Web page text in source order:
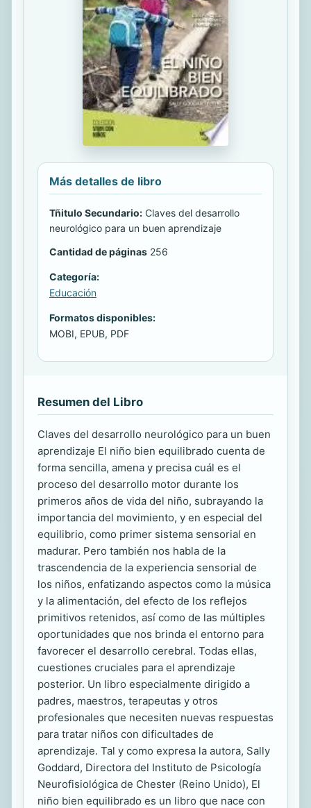
Más detalles de libro
Tñitulo Secundario: Claves del desarrollo
neurológico para un buen aprendizaje
Cantidad de páginas 256
Categoría:
Educación
Formatos disponibles:
MOBI, EPUB, PDF
Resumen del Libro
Claves del desarrollo neurológico para un buen
aprendizaje El niño bien equilibrado cuenta de
forma sencilla, amena y precisa cuál es el
proceso del desarrollo motor durante los
primeros años de vida del niño, subrayando la
importancia del movimiento, y en especial del
equilibrio, como primer sistema sensorial en
madurar. Pero también nos habla de la
trascendencia de la experiencia sensorial de
los niños, enfatizando aspectos como la música
y la alimentación, del efecto de los reflejos
primitivos retenidos, así como de las múltiples
oportunidades que nos brinda el entorno para
favorecer el desarrollo cerebral. Todas ellas,
cuestiones cruciales para el aprendizaje
posterior. Un libro especialmente dirigido a
padres, maestros, terapeutas y otros
profesionales que necesiten nuevas respuestas
para tratar niños con dificultades de
aprendizaje. Tal y como expresa la autora, Sally
Goddard, Directora del Instituto de Psicología
Neurofisiológica de Chester (Reino Unido), El
niño bien equilibrado es un libro que nace con